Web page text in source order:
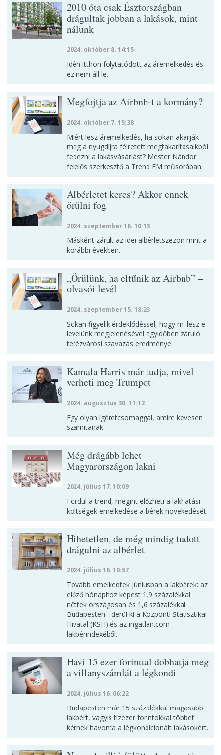
2010 óta csak Észtországban
drágultak jobban a lakások, mint
nálunk
2024. október 8. 14:15
Idén itthon folytatódott az áremelkedés és
ez nem áll le.
Megfojtja az Airbnb-t a kormány?
2024. október 7. 15:38
Miért lesz áremelkedés, ha sokan akarják
meg a nyugdíjra félretett megtakarításaikból
fedezni a lakásvásárlást? Mester Nándor
felelős szerkesztő a Trend FM műsorában.
Albérletet keres? Akkor ennek
örülni fog
2024. szeptember 16. 10:13
Másként zárult az idei albérletszezon mint a
korábbi években.
„Örülünk, ha eltűnik az Airbnb” –
olvasói levél
2024. szeptember 15. 18:23
Sokan figyelik érdeklődéssel, hogy mi lesz e
levelünk megjelenésével egyidőben záruló
terézvárosi szavazás eredménye.
Kamala Harris már tudja, mivel
verheti meg Trumpot
2024. augusztus 30. 11:12
Egy olyan ígéretcsomaggal, amire kevesen
számítanak.
Még drágább lehet
Magyarországon lakni
2024. július 17. 10:09
Fordul a trend, megint előzheti a lakhatási
költségek emelkedése a bérek növekedését.
Hihetetlen, de még mindig tudott
drágulni az albérlet
2024. július 16. 10:57
Tovább emelkedtek júniusban a lakbérek: az
előző hónaphoz képest 1,9 százalékkal
nőttek országosan és 1,6 százalékkal
Budapesten - derül ki a Központi Statisztikai
Hivatal (KSH) és az ingatlan.com
lakbérindexéből.
Havi 15 ezer forinttal dobhatja meg
a villanyszámlát a légkondi
2024. július 16. 06:22
Budapesten már 15 százalékkal magasabb
lakbért, vagyis tízezer forintokkal többet
kérnek havonta a légkondicionált lakásokért.